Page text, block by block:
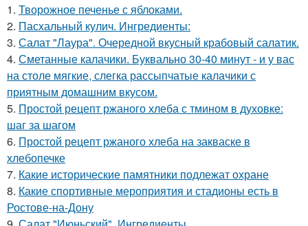
1. Творожное печенье с яблоками.
2. Пасхальный кулич. Ингредиенты:
3. Салат "Лаура". Очередной вкусный крабовый салатик.
4. Сметанные калачики. Буквально 30-40 минут - и у вас
на столе мягкие, слегка рассыпчатые калачики с
приятным домашним вкусом.
5. Простой рецепт ржаного хлеба с тмином в духовке:
шаг за шагом
6. Простой рецепт ржаного хлеба на закваске в
хлебопечке
7. Какие исторические памятники подлежат охране
8. Какие спортивные мероприятия и стадионы есть в
Ростове-на-Дону